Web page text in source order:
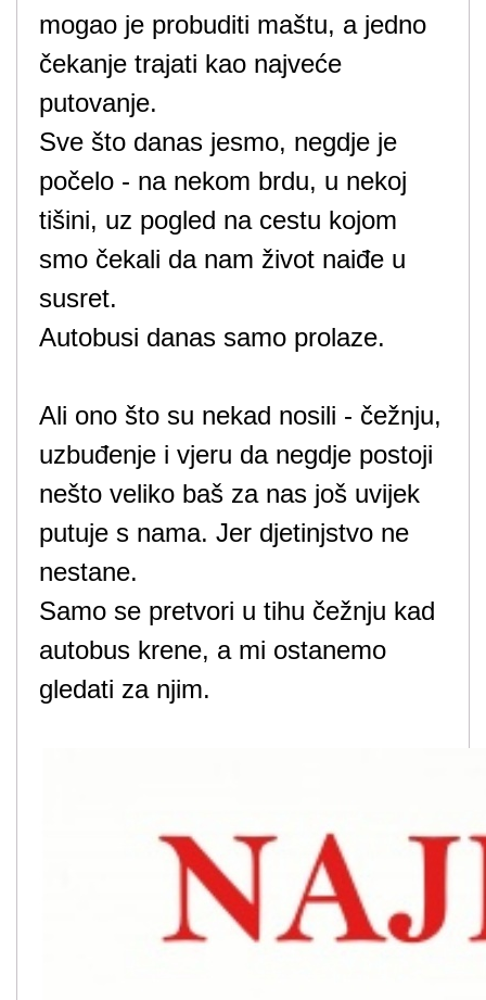
mogao je probuditi maštu, a jedno
čekanje trajati kao najveće
putovanje.
Sve što danas jesmo, negdje je
počelo - na nekom brdu, u nekoj
tišini, uz pogled na cestu kojom
smo čekali da nam život naiđe u
susret.
Autobusi danas samo prolaze.
Ali ono što su nekad nosili - čežnju,
uzbuđenje i vjeru da negdje postoji
nešto veliko baš za nas još uvijek
putuje s nama. Jer djetinjstvo ne
nestane.
Samo se pretvori u tihu čežnju kad
autobus krene, a mi ostanemo
gledati za njim.